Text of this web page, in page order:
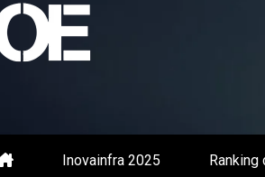
|
Inovainfra 2025 Ranking